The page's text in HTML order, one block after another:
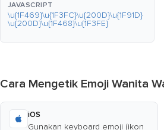
JAVASCRIPT
\u{1F469}\u{1F3FC}\u{200D}\u{1F91D}
\u{200D}\u{1F468}\u{1F3FE}
Cara Mengetik Emoji Wanita
iOS
Gunakan keyboard emoji (ikon